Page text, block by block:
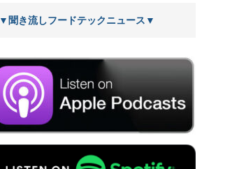
▼聞き流しフードテックニュース▼